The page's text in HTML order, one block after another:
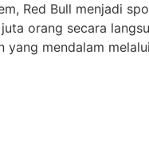
Red Bull menjadi
orang secara
mendalam